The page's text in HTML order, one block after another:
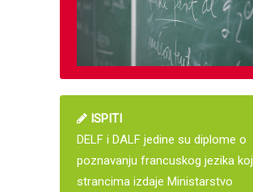
ISPITI
DELF i DALF jedine su diplome o
poznavanju francuskog jezika
strancima izdaje Ministarstvo